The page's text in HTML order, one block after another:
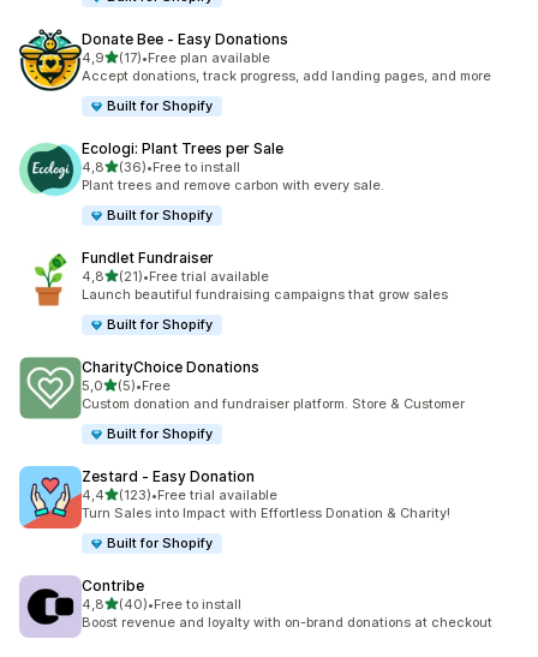
Donate Bee ‑ Easy Donations
4,95 yıldız üzerinden
(17)
toplam 17 değerlendirme
•Free plan available
Accept donations, track progress, add landing pages, and more
Built for Shopify
Ecologi: Plant Trees per Sale
4,85 yıldız üzerinden
(36)
toplam 36 değerlendirme
•Free to install
Plant trees and remove carbon with every sale.
Built for Shopify
Fundlet Fundraiser
4,85 yıldız üzerinden
(21)
toplam 21 değerlendirme
•Free trial available
Launch beautiful fundraising campaigns that grow sales
Built for Shopify
CharityChoice Donations
5,05 yıldız üzerinden
(5)
toplam 5 değerlendirme
•Free
Custom donation and fundraiser platform. Store & Customer
Built for Shopify
Zestard ‑ Easy Donation
4,45 yıldız üzerinden
(123)
toplam 123 değerlendirme
•Free trial available
Turn Sales into Impact with Effortless Donation & Charity!
Built for Shopify
Contribe
4,85 yıldız üzerinden
(40)
toplam 40 değerlendirme
•Free to install
Boost revenue and loyalty with on-brand donations at checkout